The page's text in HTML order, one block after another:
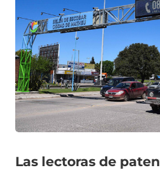
Las lectoras de